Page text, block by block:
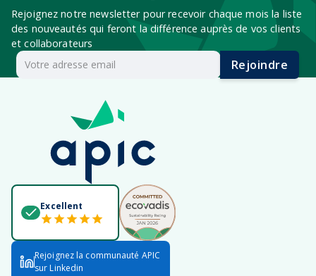
Rejoignez notre newsletter pour recevoir chaque mois la liste
des nouveautés qui feront la différence auprès de vos clients
et collaborateurs
Rejoindre
Excellent
Rejoignez la communauté APIC
sur Linkedin